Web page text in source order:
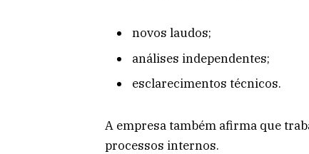
novos laudos;
análises independentes;
esclarecimentos técnicos.
A empresa também afirma que
processos internos.